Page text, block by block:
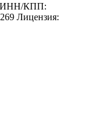
ИНН/КПП:
Лицензия: